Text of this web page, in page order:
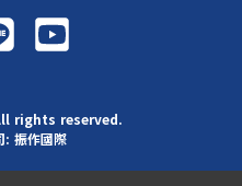
rights reserved.
: 振作國際